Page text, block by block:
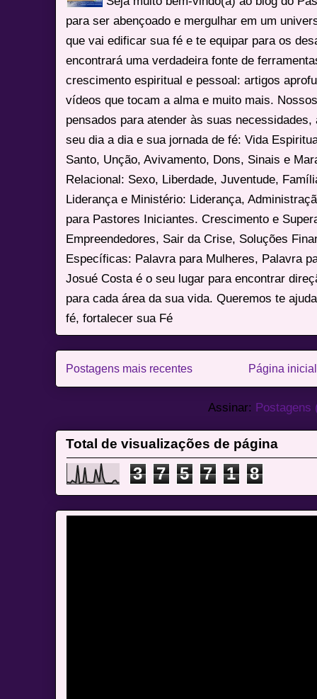
para ser abençoado e mergulhar em um
que vai edificar sua fé e te equipar para os
encontrará uma verdadeira fonte de
crescimento espiritual e pessoal: artigos
vídeos que tocam a alma e muito mais.
pensados para atender às suas
seu dia a dia e sua jornada de fé: Vida
Santo, Unção, Avivamento, Dons, Sinais e
Relacional: Sexo, Liberdade, Juventude,
Liderança e Ministério: Liderança,
para Pastores Iniciantes. Crescimento e
Empreendedores, Sair da Crise, Soluções
Específicas: Palavra para Mulheres, Palavra
Josué Costa é o seu lugar para encontrar
para cada área da sua vida. Queremos te
fé, fortalecer sua Fé
Postagens mais recentes Página inicial
Assinar: Postagens
Total de visualizações de página
3 7 5 7 1 8